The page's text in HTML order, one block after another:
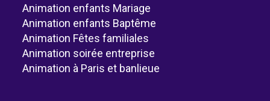
Animation enfants Mariage
Animation enfants Baptême
Animation Fêtes familiales
Animation soirée entreprise
Animation à Paris et banlieue